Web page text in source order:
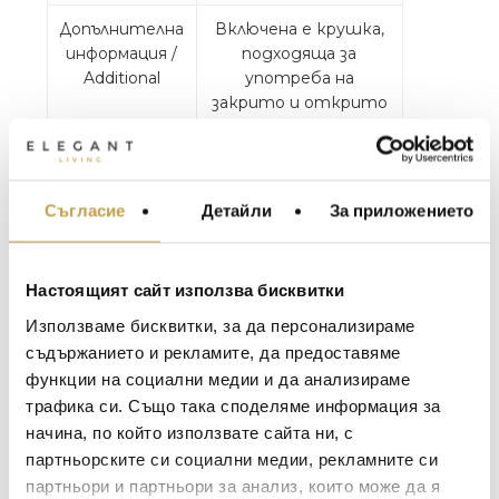
Съгласие Детайли За приложението
Настоящият сайт използва бисквитки
Използваме бисквитки, за да персонализираме
съдържанието и рекламите, да предоставяме
функции на социални медии и да анализираме
трафика си. Също така споделяме информация за
начина, по който използвате сайта ни, с
партньорските си социални медии, рекламните си
партньори и партньори за анализ, които може да я
Допълнителна
информация /
Additional
Включена е крушка,
подходяща за
употреба на
закрито и открито
Спецификация
на крушката /
230V – 50 Hz – E14 –
Луди и диви, лампите – животни от
серията Monkey на дизайнера Marcantonio
могат да се катерят по стената ви, да
висят смело от тавана или да се
настанят удобно на някоя етажерка или
нощно шкафче. Лампите Monkey имат
силно театрално присъствие, в което
МЕБЕЛИ ЗА ДОМА И
ЗА МАСАТА
ТЕКСТИЛ ЗА ДОМА
АРОМАТИ ЗА ДОМА
ИЗКУСТВО И КНИГИ
BACCARAT
TOM DIXON
MICHAEL ARAM
ASSOULINE